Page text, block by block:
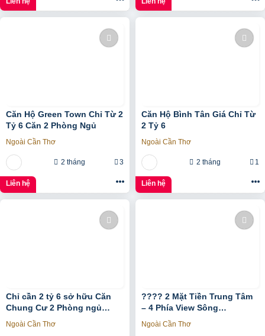
Căn Hộ Green Town Chỉ Từ 2
Tỷ 6 Căn 2 Phòng Ngủ
Ngoài Cần Thơ
2 tháng 3
Liên hệ
Căn Hộ Bình Tân Giá Chỉ Từ
2 Tỷ 6
Ngoài Cần Thơ
2 tháng 1
Liên hệ
Chỉ cần 2 tỷ 6 sở hữu Căn
Chung Cư 2 Phòng ngủ
Ngay Bình Tân gần Aeon
Tân Phú
Ngoài Cần Thơ
???? 2 Mặt Tiền Trung Tâm
– 4 Phía View Sông
Panorama ???? – Metro
Ngay Trước Mặt ???? – Full
Ngoài Cần Thơ